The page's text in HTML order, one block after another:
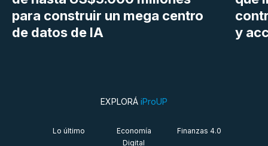
para construir un mega centro
de datos de IA
y
EXPLORÁ iProUP
Lo último
Economía
Digital
Finanzas 4.0